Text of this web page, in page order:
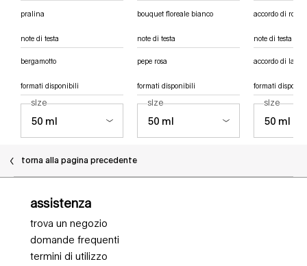
pralina bouquet floreale bianco accordo di rosa
note di testa
bergamotto
note di testa
pepe rosa
note di testa
accordo di
formati disponibili
seleziona un
sizeper angel eau de parfum
formati disponibili
seleziona un
sizeper angel elixir eau de parfum florale
formati
seleziona
sizeper
torna alla pagina precedente
assistenza
trova un negozio
domande frequenti
termini di utilizzo